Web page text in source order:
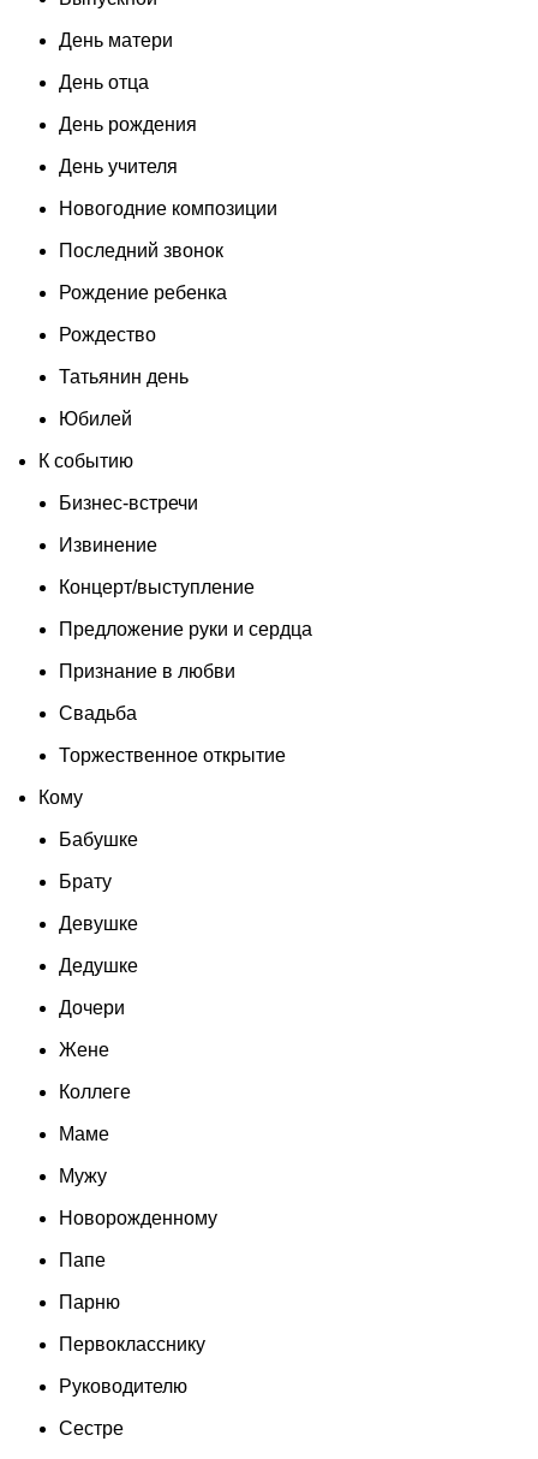
День матери
День отца
День рождения
День учителя
Новогодние композиции
Последний звонок
Рождение ребенка
Рождество
Татьянин день
Юбилей
К событию
Бизнес-встречи
Извинение
Концерт/выступление
Предложение руки и сердца
Признание в любви
Свадьба
Торжественное открытие
Кому
Бабушке
Брату
Девушке
Дедушке
Дочери
Жене
Коллеге
Маме
Мужу
Новорожденному
Папе
Парню
Первокласснику
Руководителю
Сестре